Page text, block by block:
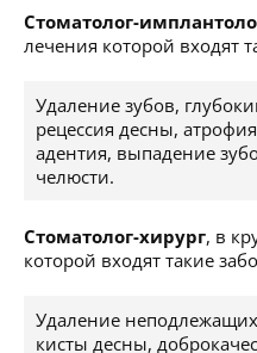
Стоматолог-
лечения которой входят
Удаление зубов,
рецессия десны,
адентия, выпадение
челюсти.
Стоматолог-хирург, в
которой входят такие
Удаление
кисты десны,